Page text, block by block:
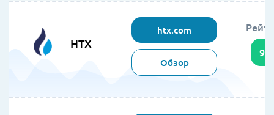
HTX
htx.com
Обзор
94